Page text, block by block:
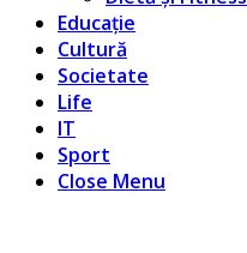
Educație
Cultură
Societate
Life
IT
Sport
Close Menu